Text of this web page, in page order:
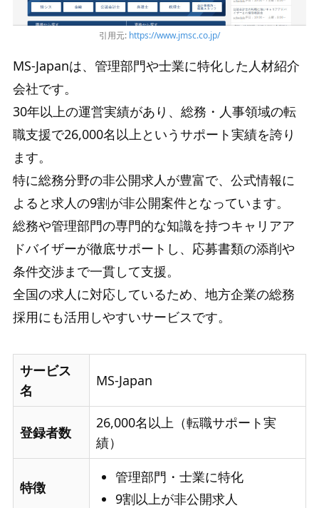
引用元: https://www.jmsc.co.jp/
MS-Japanは、管理部門や士業に特化した人材紹介
会社です。
30年以上の運営実績があり、総務・人事領域の転
職支援で26,000名以上というサポート実績を誇り
ます。
特に総務分野の非公開求人が豊富で、公式情報に
よると求人の9割が非公開案件となっています。
総務や管理部門の専門的な知識を持つキャリアア
ドバイザーが徹底サポートし、応募書類の添削や
条件交渉まで一貫して支援。
全国の求人に対応しているため、地方企業の総務
採用にも活用しやすいサービスです。
サービス
名
MS-Japan
登録者数
26,000名以上（転職サポート実
績）
特徴
管理部門・士業に特化
9割以上が非公開求人